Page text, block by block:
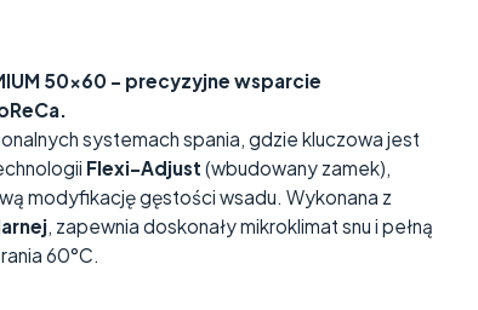
50x60 – precyzyjne wsparcie
systemach spania, gdzie kluczowa jest
Flexi-Adjust (wbudowany zamek),
modyfikację gęstości wsadu. Wykonana z
, zapewnia doskonały mikroklimat snu i pełną
60°C.